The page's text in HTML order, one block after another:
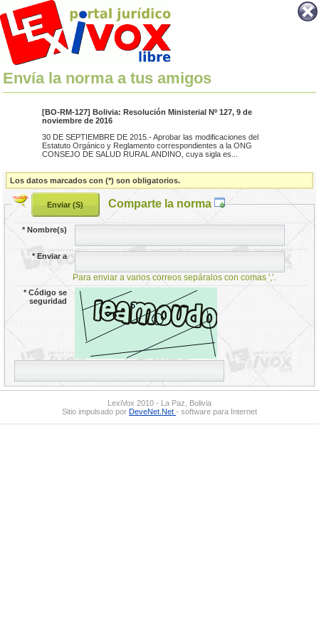
Envía la norma a tus amigos
[BO-RM-127] Bolivia: Resolución Ministerial Nº 127, 9 de
noviembre de 2016
30 DE SEPTIEMBRE DE 2015.- Aprobar las modificaciones del
Estatuto Orgánico y Reglamento correspondientes a la ONG
CONSEJO DE SALUD RURAL ANDINO, cuya sigla es...
Los datos marcados con (*) son obligatorios.
Comparte la norma
*Nombre(s)
*Enviar a
Para enviar a varios correos sepáralos con comas ','.
*Código se
seguridad
LexiVox 2010 - La Paz, Bolivia
Sitio impulsado por DeveNet.Net - software para Internet